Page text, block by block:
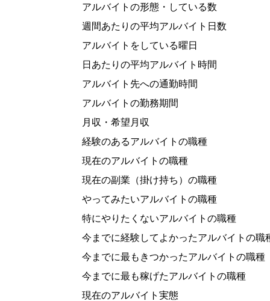
アルバイトの形態・している数
週間あたりの平均アルバイト日数
アルバイトをしている曜日
日あたりの平均アルバイト時間
アルバイト先への通勤時間
アルバイトの勤務期間
月収・希望月収
経験のあるアルバイトの職種
現在のアルバイトの職種
現在の副業（掛け持ち）の職種
やってみたいアルバイトの職種
特にやりたくないアルバイトの職種
今までに経験してよかったアルバイトの職
今までに最もきつかったアルバイトの職種
今までに最も稼げたアルバイトの職種
現在のアルバイト実態